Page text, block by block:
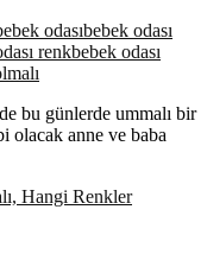
odasıbebek odası
renkbebek odası
bu günlerde ummalı bir
olacak anne ve baba
Hangi Renkler